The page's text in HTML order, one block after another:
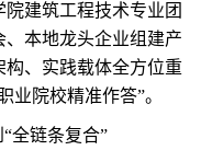
建筑工程技术专业团
、本地龙头企业组建产
、实践载体全方位重
业院校精准作答”。
链条复合”